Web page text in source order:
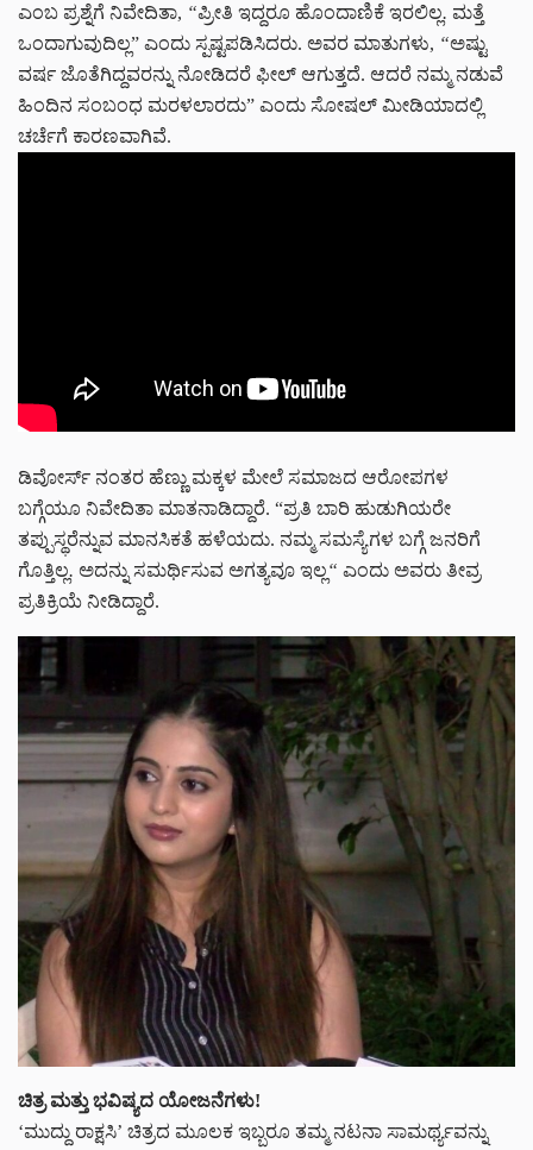
ಎಂಬ ಪ್ರಶ್ನೆಗೆ ನಿವೇದಿತಾ, “ಪ್ರೀತಿ ಇದ್ದರೂ ಹೊಂದಾಣಿಕೆ ಇರಲಿಲ್ಲ. ಮತ್ತೆ
ಒಂದಾಗುವುದಿಲ್ಲ” ಎಂದು ಸ್ಪಷ್ಟಪಡಿಸಿದರು. ಅವರ ಮಾತುಗಳು, “ಅಷ್ಟು
ವರ್ಷ ಜೊತೆಗಿದ್ದವರನ್ನು ನೋಡಿದರೆ ಫೀಲ್ ಆಗುತ್ತದೆ. ಆದರೆ ನಮ್ಮ ನಡುವೆ
ಹಿಂದಿನ ಸಂಬಂಧ ಮರಳಲಾರದು” ಎಂದು ಸೋಷಲ್ ಮೀಡಿಯಾದಲ್ಲಿ
ಚರ್ಚೆಗೆ ಕಾರಣವಾಗಿವೆ.
ಡಿವೋರ್ಸ್ ನಂತರ ಹೆಣ್ಣು ಮಕ್ಕಳ ಮೇಲೆ ಸಮಾಜದ ಆರೋಪಗಳ
ಬಗ್ಗೆಯೂ ನಿವೇದಿತಾ ಮಾತನಾಡಿದ್ದಾರೆ. “ಪ್ರತಿ ಬಾರಿ ಹುಡುಗಿಯರೇ
ತಪ್ಪುಸ್ಥರೆನ್ನುವ ಮಾನಸಿಕತೆ ಹಳೆಯದು. ನಮ್ಮ ಸಮಸ್ಯೆಗಳ ಬಗ್ಗೆ ಜನರಿಗೆ
ಗೊತ್ತಿಲ್ಲ. ಅದನ್ನು ಸಮರ್ಥಿಸುವ ಅಗತ್ಯವೂ ಇಲ್ಲ“ ಎಂದು ಅವರು ತೀವ್ರ
ಪ್ರತಿಕ್ರಿಯೆ ನೀಡಿದ್ದಾರೆ.
ಚಿತ್ರ ಮತ್ತು ಭವಿಷ್ಯದ ಯೋಜನೆಗಳು!
‘ಮುದ್ದು ರಾಕ್ಷಸಿ’ ಚಿತ್ರದ ಮೂಲಕ ಇಬ್ಬರೂ ತಮ್ಮ ನಟನಾ ಸಾಮರ್ಥ್ಯವನ್ನು